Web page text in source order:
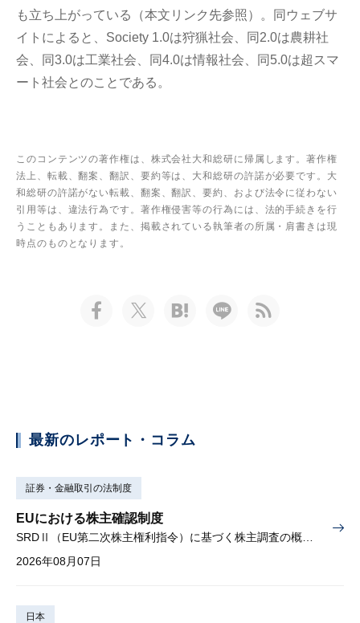
も立ち上がっている（本文リンク先参照）。同ウェブサ
イトによると、Society 1.0は狩猟社会、同2.0は農耕社
会、同3.0は工業社会、同4.0は情報社会、同5.0は超スマ
ート社会とのことである。
このコンテンツの著作権は、株式会社大和総研に帰属します。著作権
法上、転載、翻案、翻訳、要約等は、大和総研の許諾が必要です。大
和総研の許諾がない転載、翻案、翻訳、要約、および法令に従わない
引用等は、違法行為です。著作権侵害等の行為には、法的手続きを行
うこともあります。また、掲載されている執筆者の所属・肩書きは現
時点のものとなります。
最新のレポート・コラム
証券・金融取引の法制度
EUにおける株主確認制度
2026年08月07日
日本